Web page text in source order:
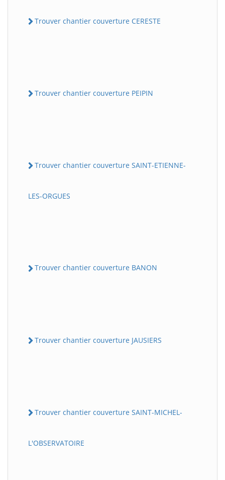
Trouver chantier couverture CERESTE
Trouver chantier couverture PEIPIN
Trouver chantier couverture SAINT-ETIENNE-
LES-ORGUES
Trouver chantier couverture BANON
Trouver chantier couverture JAUSIERS
Trouver chantier couverture SAINT-MICHEL-
L'OBSERVATOIRE